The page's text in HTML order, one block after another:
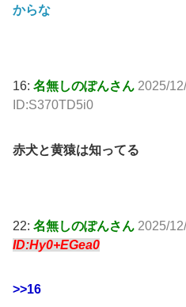
からな
16: 名無しのぽんさん 2025/
ID:S370TD5i0
赤犬と黄猿は知ってる
22: 名無しのぽんさん 2025/
ID:Hy0+EGea0
>>16